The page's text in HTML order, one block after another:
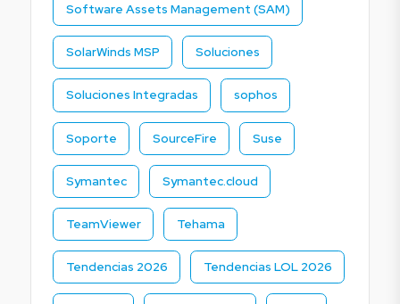
Software Assets Management (SAM)
SolarWinds MSP Soluciones
Soluciones Integradas sophos
Soporte SourceFire Suse
Symantec Symantec.cloud
TeamViewer Tehama
Tendencias 2026 Tendencias LOL 2026